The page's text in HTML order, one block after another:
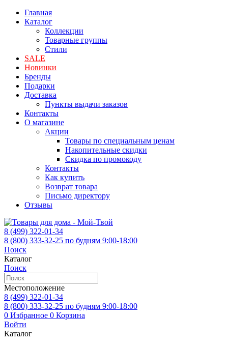
Главная
Каталог
Коллекции
Товарные группы
Стили
SALE
Новинки
Бренды
Подарки
Доставка
Пункты выдачи заказов
Контакты
О магазине
Акции
Товары по специальным ценам
Накопительные скидки
Скидка по промокоду
Контакты
Как купить
Возврат товара
Письмо директору
Отзывы
8 (499) 322-01-34
8 (800) 333-32-25 по будням 9:00-18:00
Поиск
Каталог
Поиск
Местоположение
8 (499) 322-01-34
8 (800) 333-32-25 по будням 9:00-18:00
0 Избранное 0 Корзина
Войти
Каталог